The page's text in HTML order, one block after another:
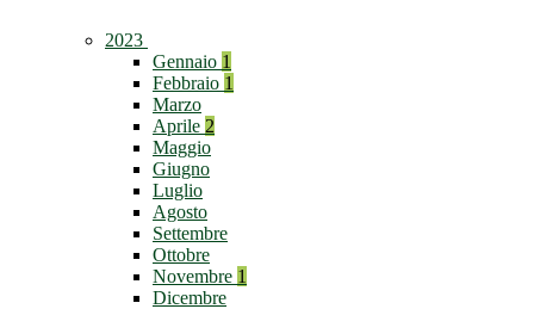
2023
Gennaio 1
Febbraio 1
Marzo
Aprile 2
Maggio
Giugno
Luglio
Agosto
Settembre
Ottobre
Novembre 1
Dicembre